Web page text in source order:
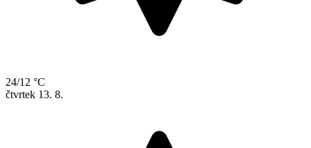
24/12 °C
čtvrtek 13. 8.